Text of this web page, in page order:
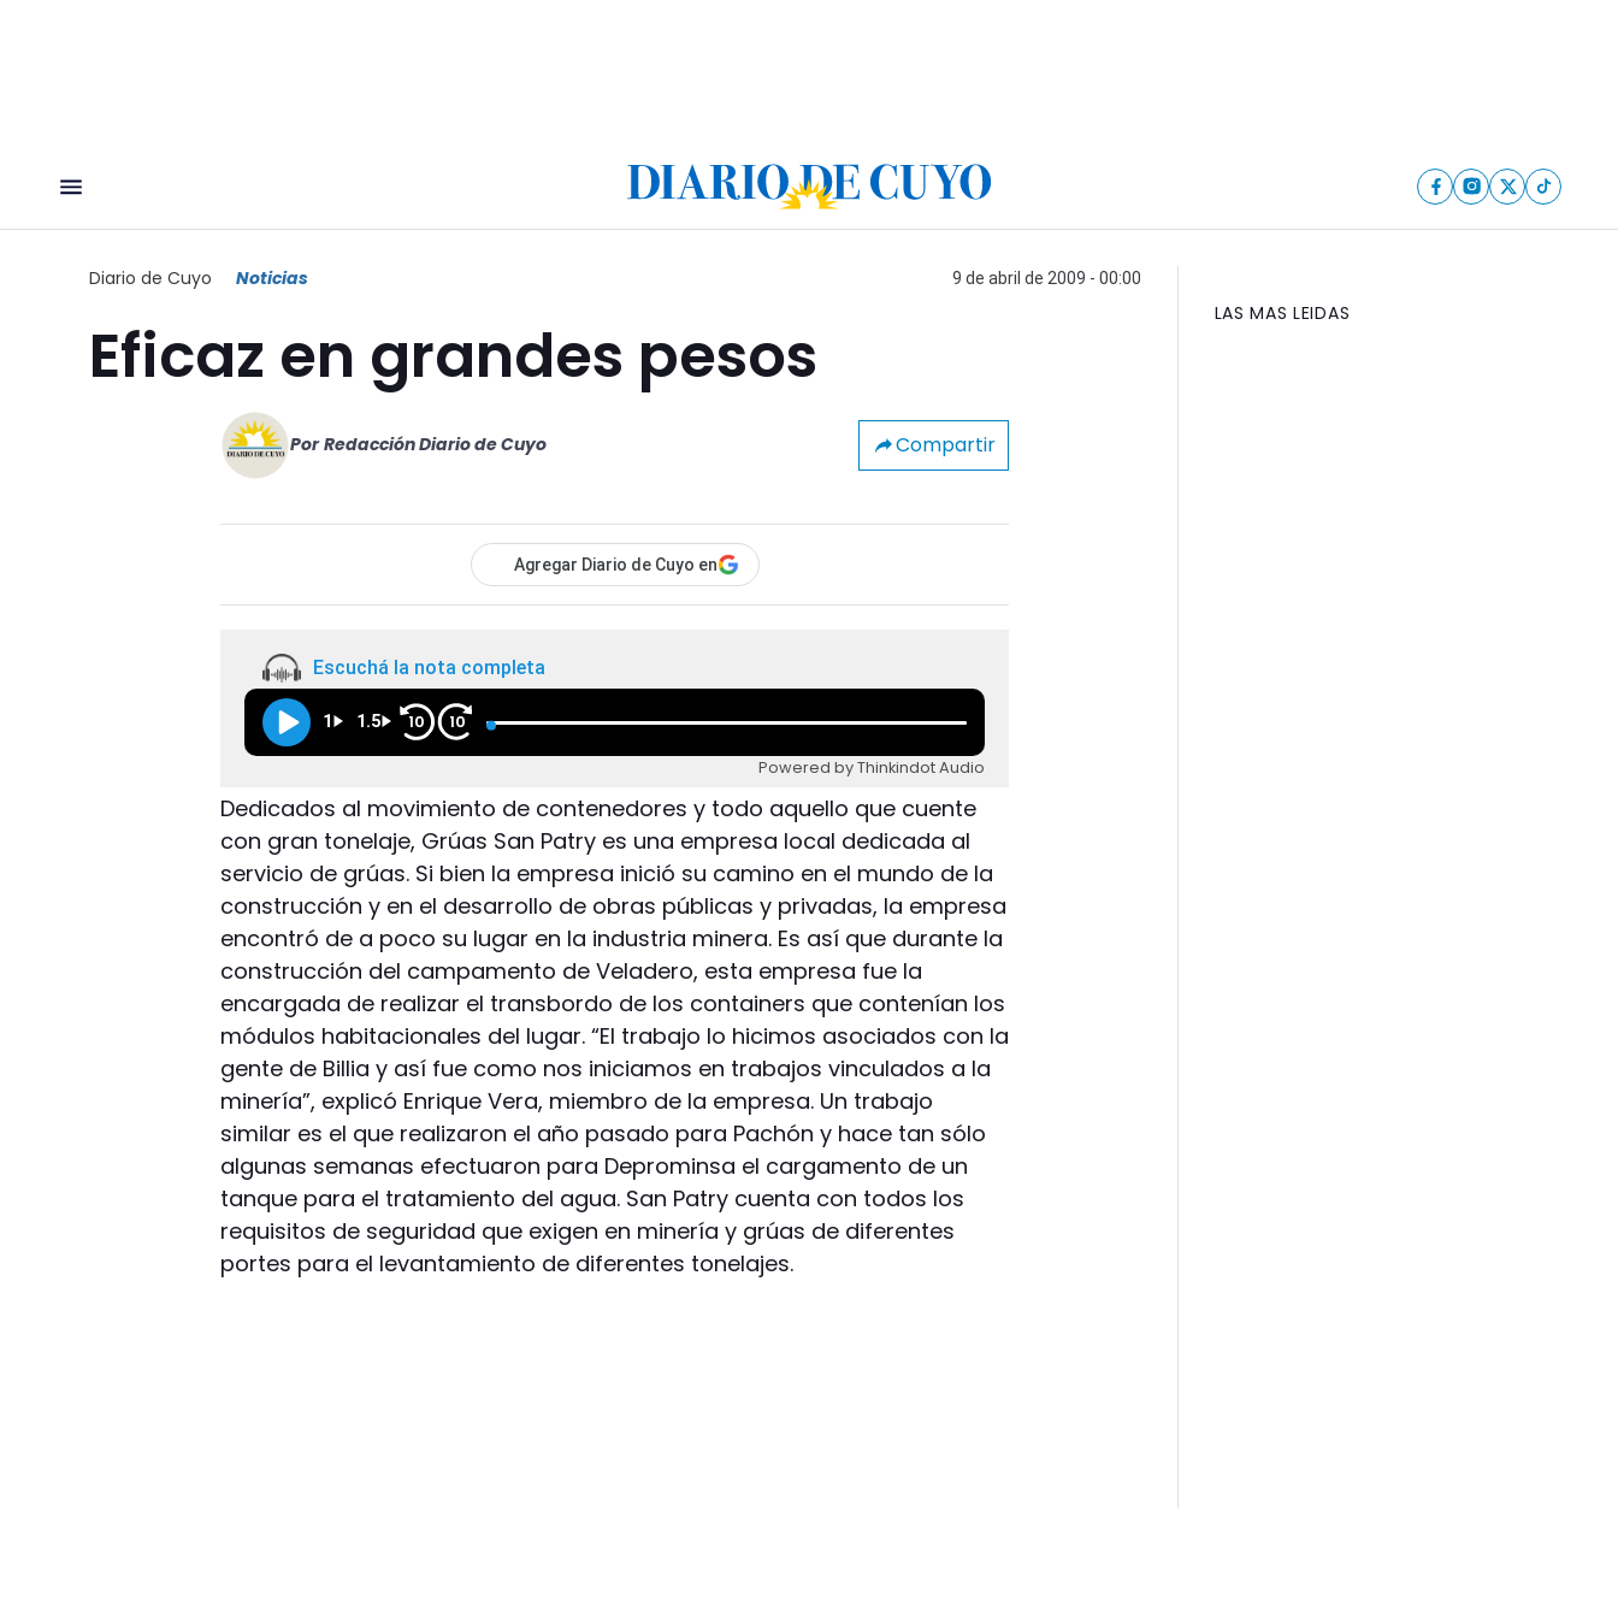
Diario de Cuyo Noticias 9 de abril de 2009 - 00:00
Eficaz en grandes pesos
Por Redacción Diario de Cuyo Compartir
Agregar Diario de Cuyo en
Escuchá la nota completa
1 1.5 10 10
Powered by Thinkindot Audio
Dedicados al movimiento de contenedores y todo aquello que cuente
con gran tonelaje, Grúas San Patry es una empresa local dedicada al
servicio de grúas. Si bien la empresa inició su camino en el mundo de la
construcción y en el desarrollo de obras públicas y privadas, la empresa
encontró de a poco su lugar en la industria minera. Es así que durante la
construcción del campamento de Veladero, esta empresa fue la
encargada de realizar el transbordo de los containers que contenían los
módulos habitacionales del lugar. “El trabajo lo hicimos asociados con la
gente de Billia y así fue como nos iniciamos en trabajos vinculados a la
minería”, explicó Enrique Vera, miembro de la empresa. Un trabajo
similar es el que realizaron el año pasado para Pachón y hace tan sólo
algunas semanas efectuaron para Deprominsa el cargamento de un
tanque para el tratamiento del agua. San Patry cuenta con todos los
requisitos de seguridad que exigen en minería y grúas de diferentes
portes para el levantamiento de diferentes tonelajes.
LAS MAS LEIDAS